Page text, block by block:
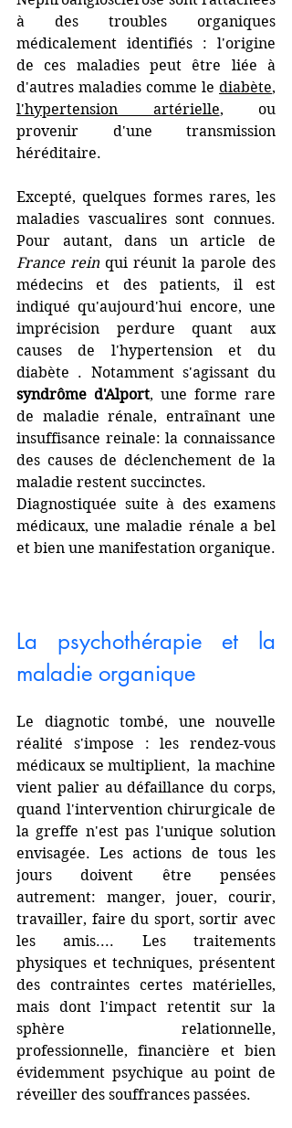
à des troubles organiques
médicalement identifiés : l'origine
de ces maladies peut être liée à
d'autres maladies comme le diabète
l'hypertension artérielle, ou
provenir d'une transmission
héréditaire.
Excepté, quelques formes rares, les
maladies vascualires sont connues.
France rein qui réunit la parole des
médecins et des patients, il est
indiqué qu'aujourd'hui encore, une
imprécision perdure quant aux
causes de l'hypertension et du
syndrôme d'Alport, une forme rare
de maladie rénale, entraînant une
insuffisance reinale: la connaissance
des causes de déclenchement de la
maladie restent succinctes.
Diagnostiquée suite à des examens
médicaux, une maladie rénale a bel
La psychothérapie et la
maladie organique
Le diagnotic tombé, une nouvelle
réalité s'impose : les rendez-vous
médicaux se multiplient,  la machine
vient palier au défaillance du corps,
quand l'intervention chirurgicale de
la greffe n'est pas l'unique solution
envisagée. Les actions de tous les
jours doivent être pensées
autrement: manger, jouer, courir,
travailler, faire du sport, sortir avec
les amis.... Les traitements
physiques et techniques, présentent
des contraintes certes matérielles,
mais dont l'impact retentit sur la
sphère relationnelle,
professionnelle, financière et bien
évidemment psychique au point de
réveiller des souffrances passées.